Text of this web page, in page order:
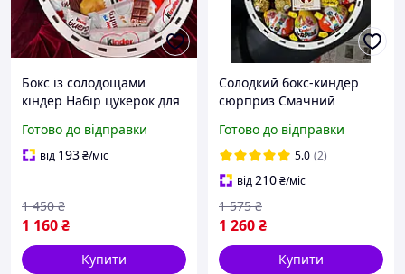
Бокс із солодощами
кіндер Набір цукерок для
подарунковий набір
Солодкий бокс для
Готово до відправки
від 193₴/міс
1 160₴
1 450 ₴
Купити
Солодкий бокс-киндер
сюрприз Смачний
цукерок kinder Сюрприз
бокс на день народження
Готово до відправки
5.0 (2)
від210₴/міс
1 260₴
1 575 ₴
Купити